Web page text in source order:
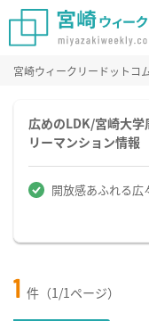
宮崎ウィークリードットコ
広めのLDK/宮崎大学
リーマンション情報
開放感あふれる広
1 件（1/1ページ）